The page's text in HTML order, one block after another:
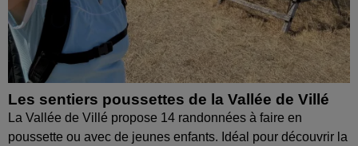
Les sentiers poussettes de la Vallée de Villé
La Vallée de Villé propose 14 randonnées à faire en
poussette ou avec de jeunes enfants. Idéal pour découvrir la